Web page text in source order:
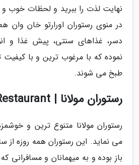
نهایت لذت را ببرید و لحظات خوب
در منوی رستوران اورارتو خان وان
دسر، غذاهای سنتی، پیش غذا و
نموده که با مرغوب ترین و با کیفیت
طبخ می شوند.
رستوران مولانا | Mevlana Restaurant
رستوران مولانا متنوع ترین و
باز بوده و به میهمانان و مسافرانی